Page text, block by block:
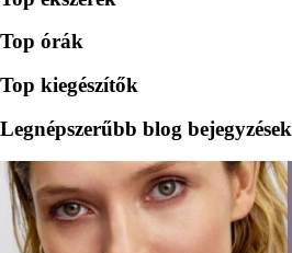
Top órák
Top kiegészítők
Legnépszerűbb blog bejegyzések